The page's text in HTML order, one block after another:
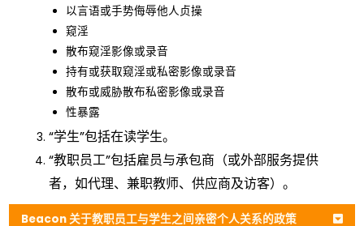
以言语或手势侮辱他人贞操
窥淫
散布窥淫影像或录音
持有或获取窥淫或私密影像或录音
散布或威胁散布私密影像或录音
性暴露
“学生”包括在读学生。
“教职员工”包括雇员与承包商（或外部服务提供
者，如代理、兼职教师、供应商及访客）。
Beacon 关于教职员工与学生之间亲密个人关系的政策